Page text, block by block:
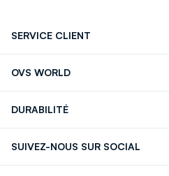
SERVICE CLIENT
OVS WORLD
DURABILITÉ
SUIVEZ-NOUS SUR SOCIAL